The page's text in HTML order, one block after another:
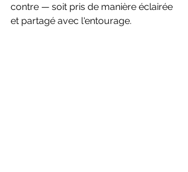
contre — soit pris de manière éclairée
et partagé avec l'entourage.